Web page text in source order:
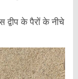
के पैरों के नीचे